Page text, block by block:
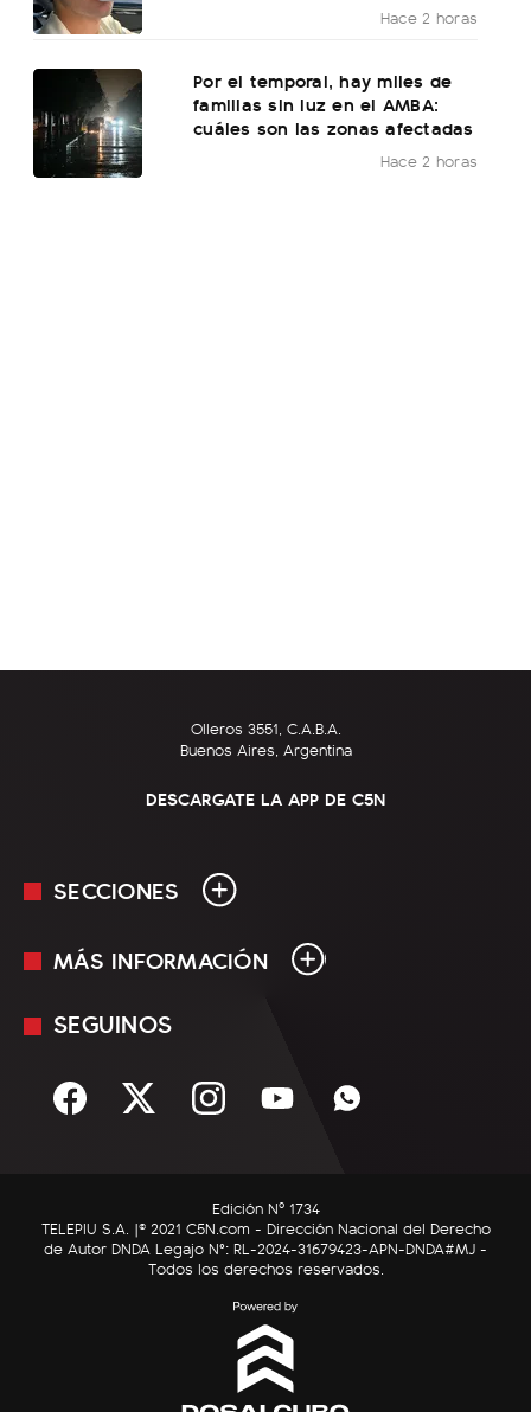
Hace 2 horas
Por el temporal, hay miles de
familias sin luz en el AMBA:
cuáles son las zonas afectadas
Hace 2 horas
Olleros 3551, C.A.B.A.
Buenos Aires, Argentina
DESCARGATE LA APP DE C5N
SECCIONES
En Vivo
Sociedad
C5N Autos
RatingCero
MÁS INFORMACIÓN
Mediakit
Términos y condiciones
SEGUINOS
Edición Nº 1734
TELEPIU S.A. |© 2021 C5N.com - Dirección Nacional del Derecho
de Autor DNDA Legajo N°: RL-2024-31679423-APN-DNDA#MJ -
Todos los derechos reservados.